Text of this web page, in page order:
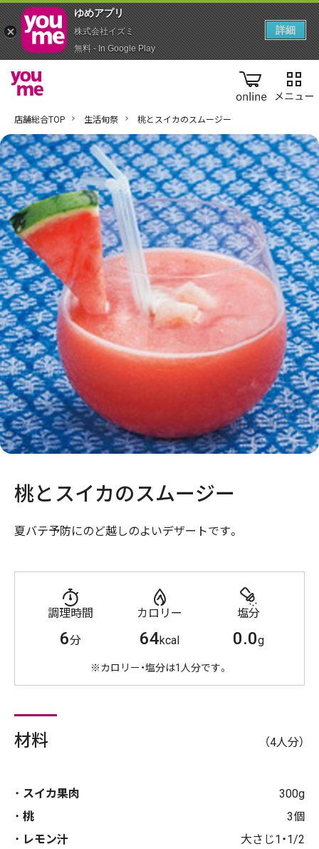
online
店舗総合TOP 生活旬祭 桃とスイカのスムージー
桃とスイカのスムージー
夏バテ予防にのど越しのよいデザートです。
調理時間
6分
カロリー
64kcal
塩分
0.0g
※カロリー・塩分は1人分です。
材料 （4人分）
スイカ果肉
300g
桃
3個
レモン汁
大さじ1・1/2
ゆめアプ‪リ‬
株式会社イズミ
無料 - In Google Play
詳細